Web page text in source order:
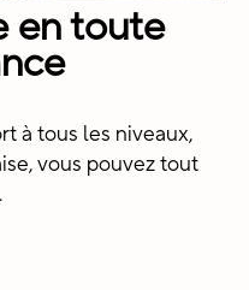
en toute
à tous les niveaux,
vous pouvez tout